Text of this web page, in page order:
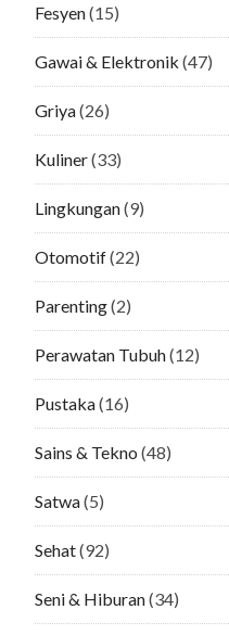
Fesyen(15)
Gawai & Elektronik (47)
Griya(26)
Kuliner(33)
Lingkungan(9)
Otomotif(22)
Parenting(2)
Perawatan Tubuh(12)
Pustaka(16)
Sains & Tekno (48)
Satwa(5)
Sehat(92)
Seni & Hiburan(34)